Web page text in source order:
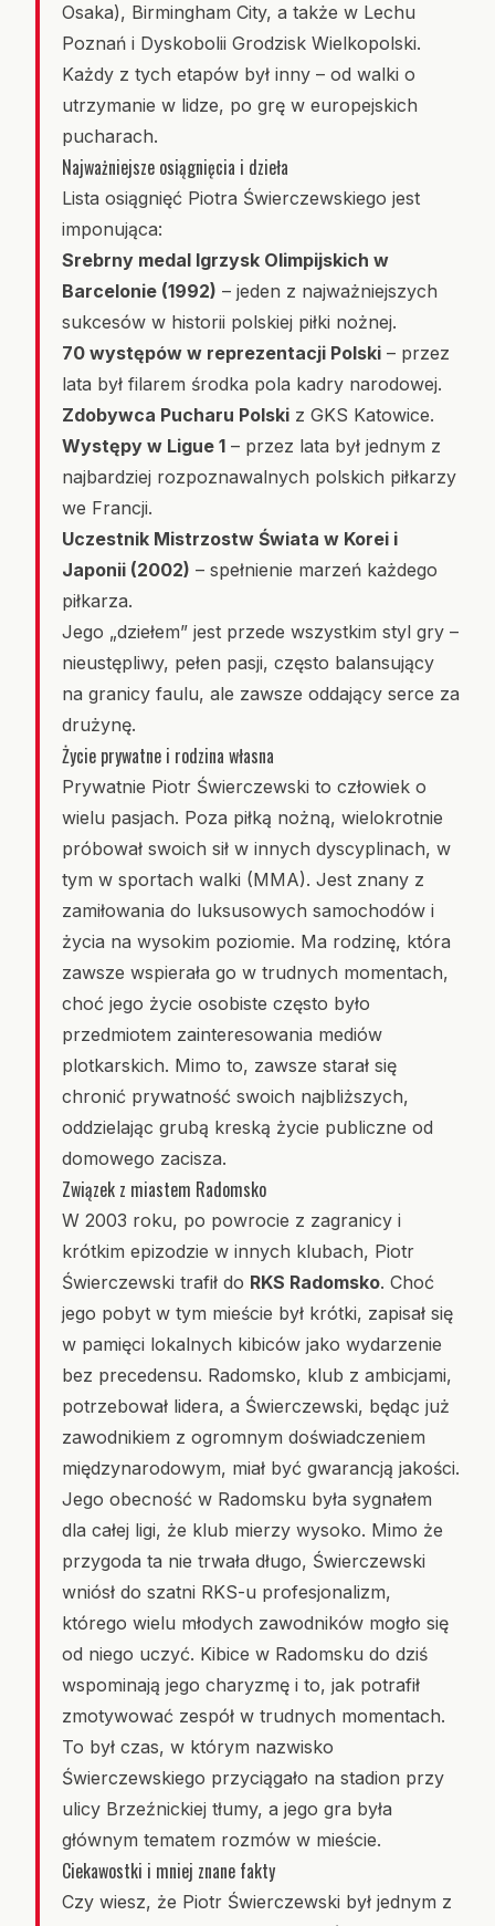
Osaka), Birmingham City, a także w Lechu
Poznań i Dyskobolii Grodzisk Wielkopolski.
Każdy z tych etapów był inny – od walki o
utrzymanie w lidze, po grę w europejskich
pucharach.
Najważniejsze osiągnięcia i dzieła
Lista osiągnięć Piotra Świerczewskiego jest
imponująca:
Srebrny medal Igrzysk Olimpijskich w
Barcelonie (1992) – jeden z najważniejszych
sukcesów w historii polskiej piłki nożnej.
70 występów w reprezentacji Polski – przez
lata był filarem środka pola kadry narodowej.
Zdobywca Pucharu Polski z GKS Katowice.
Występy w Ligue 1 – przez lata był jednym z
najbardziej rozpoznawalnych polskich piłkarzy
we Francji.
Uczestnik Mistrzostw Świata w Korei i
Japonii (2002) – spełnienie marzeń każdego
piłkarza.
Jego „dziełem” jest przede wszystkim styl gry –
nieustępliwy, pełen pasji, często balansujący
na granicy faulu, ale zawsze oddający serce za
drużynę.
Życie prywatne i rodzina własna
Prywatnie Piotr Świerczewski to człowiek o
wielu pasjach. Poza piłką nożną, wielokrotnie
próbował swoich sił w innych dyscyplinach, w
tym w sportach walki (MMA). Jest znany z
zamiłowania do luksusowych samochodów i
życia na wysokim poziomie. Ma rodzinę, która
zawsze wspierała go w trudnych momentach,
choć jego życie osobiste często było
przedmiotem zainteresowania mediów
plotkarskich. Mimo to, zawsze starał się
chronić prywatność swoich najbliższych,
oddzielając grubą kreską życie publiczne od
domowego zacisza.
Związek z miastem Radomsko
W 2003 roku, po powrocie z zagranicy i
krótkim epizodzie w innych klubach, Piotr
Świerczewski trafił do RKS Radomsko. Choć
jego pobyt w tym mieście był krótki, zapisał się
w pamięci lokalnych kibiców jako wydarzenie
bez precedensu. Radomsko, klub z ambicjami,
potrzebował lidera, a Świerczewski, będąc już
zawodnikiem z ogromnym doświadczeniem
międzynarodowym, miał być gwarancją jakości.
Jego obecność w Radomsku była sygnałem
dla całej ligi, że klub mierzy wysoko. Mimo że
przygoda ta nie trwała długo, Świerczewski
wniósł do szatni RKS-u profesjonalizm,
którego wielu młodych zawodników mogło się
od niego uczyć. Kibice w Radomsku do dziś
wspominają jego charyzmę i to, jak potrafił
zmotywować zespół w trudnych momentach.
To był czas, w którym nazwisko
Świerczewskiego przyciągało na stadion przy
ulicy Brzeźnickiej tłumy, a jego gra była
głównym tematem rozmów w mieście.
Ciekawostki i mniej znane fakty
Czy wiesz, że Piotr Świerczewski był jednym z